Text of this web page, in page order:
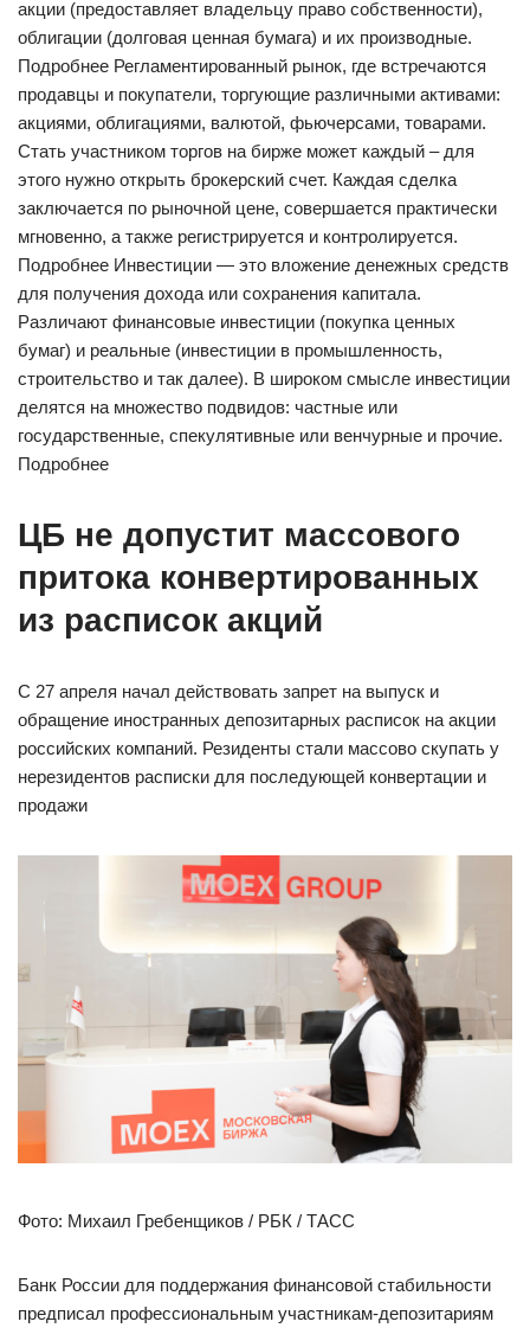
акции (предоставляет владельцу право собственности),
облигации (долговая ценная бумага) и их производные.
Подробнее Регламентированный рынок, где встречаются
продавцы и покупатели, торгующие различными активами:
акциями, облигациями, валютой, фьючерсами, товарами.
Стать участником торгов на бирже может каждый – для
этого нужно открыть брокерский счет. Каждая сделка
заключается по рыночной цене, совершается практически
мгновенно, а также регистрируется и контролируется.
Подробнее Инвестиции — это вложение денежных средств
для получения дохода или сохранения капитала.
Различают финансовые инвестиции (покупка ценных
бумаг) и реальные (инвестиции в промышленность,
строительство и так далее). В широком смысле инвестиции
делятся на множество подвидов: частные или
государственные, спекулятивные или венчурные и прочие.
Подробнее
ЦБ не допустит массового
притока конвертированных
из расписок акций
С 27 апреля начал действовать запрет на выпуск и
обращение иностранных депозитарных расписок на акции
российских компаний. Резиденты стали массово скупать у
нерезидентов расписки для последующей конвертации и
продажи
Фото: Михаил Гребенщиков / РБК / ТАСС
Банк России для поддержания финансовой стабильности
предписал профессиональным участникам-депозитариям